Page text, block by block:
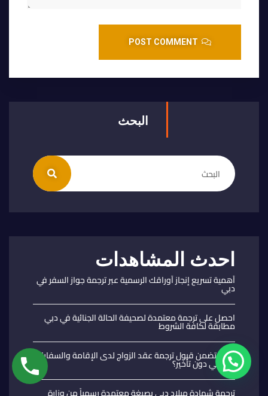
البحث
احدث المشاهدات
أهمية تسريع إنجاز أوراقك الرسمية عبر ترجمة جواز السفر في
دبي
احصل على ترجمة معتمدة لصحيفة الحالة الجنائية في دبي
مطابقة لكافة الشروط
كيف تضمن قبول ترجمة عقد الزواج لدى الإقامة والسفارات
في دبي دون تأخير؟